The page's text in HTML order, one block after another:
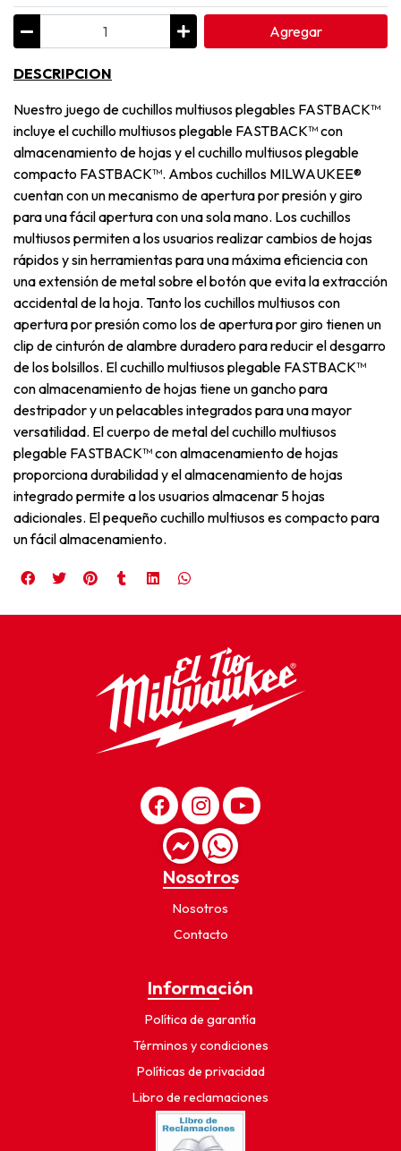
Agregar
DESCRIPCION
Nuestro juego de cuchillos multiusos plegables FASTBACK™
incluye el cuchillo multiusos plegable FASTBACK™ con
almacenamiento de hojas y el cuchillo multiusos plegable
compacto FASTBACK™. Ambos cuchillos MILWAUKEE®
cuentan con un mecanismo de apertura por presión y giro
para una fácil apertura con una sola mano. Los cuchillos
multiusos permiten a los usuarios realizar cambios de hojas
rápidos y sin herramientas para una máxima eficiencia con
una extensión de metal sobre el botón que evita la extracción
accidental de la hoja. Tanto los cuchillos multiusos con
apertura por presión como los de apertura por giro tienen un
clip de cinturón de alambre duradero para reducir el desgarro
de los bolsillos. El cuchillo multiusos plegable FASTBACK™
con almacenamiento de hojas tiene un gancho para
destripador y un pelacables integrados para una mayor
versatilidad. El cuerpo de metal del cuchillo multiusos
plegable FASTBACK™ con almacenamiento de hojas
proporciona durabilidad y el almacenamiento de hojas
integrado permite a los usuarios almacenar 5 hojas
adicionales. El pequeño cuchillo multiusos es compacto para
un fácil almacenamiento.
Nosotros
Nosotros
Contacto
Información
Política de garantía
Términos y condiciones
Políticas de privacidad
Libro de reclamaciones